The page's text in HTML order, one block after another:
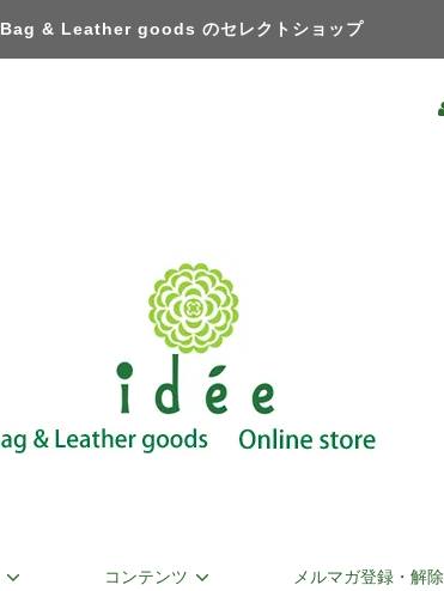
Bag & Leather goods のセレクトショップ
コンテンツ メルマガ登録・解除